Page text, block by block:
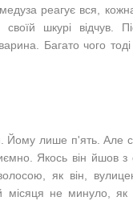
реагує вся,
шкурі відчув.
Багато чого
лише п'ять. Але
Якось він йшов з
як він,
не минуло, як